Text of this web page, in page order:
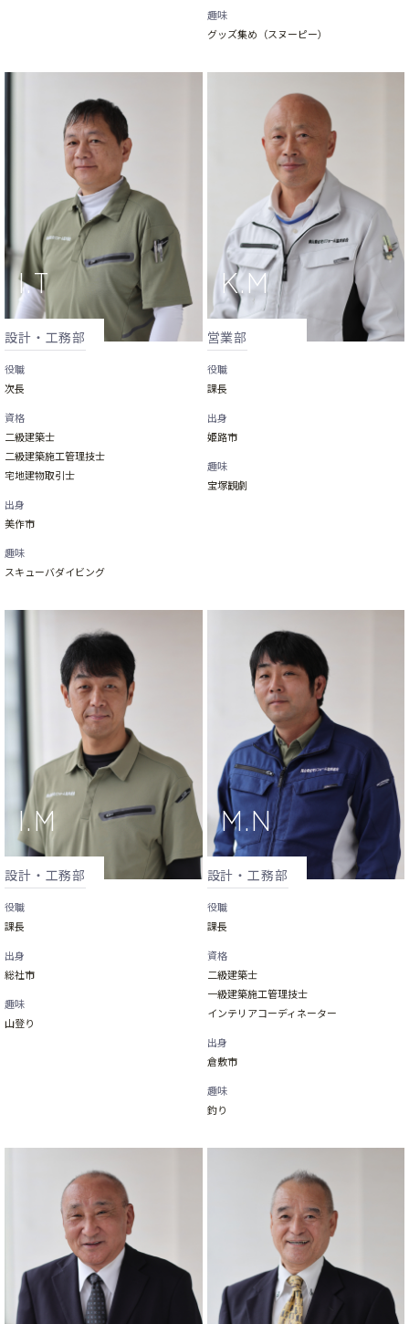
趣味
グッズ集め（スヌーピー）
設計・工務部
役職
次長
資格
二級建築士
二級建築施工管理技士
宅地建物取引士
出身
美作市
趣味
スキューバダイビング
営業部
役職
課長
出身
姫路市
趣味
宝塚観劇
設計・工務部
役職
課長
出身
総社市
趣味
山登り
設計・工務部
役職
課長
資格
二級建築士
一級建築施工管理技士
インテリアコーディネーター
出身
倉敷市
趣味
釣り